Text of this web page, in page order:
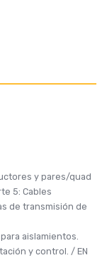
y pares/quad
5: Cables
de transmisión de
aislamientos.
y control. / EN